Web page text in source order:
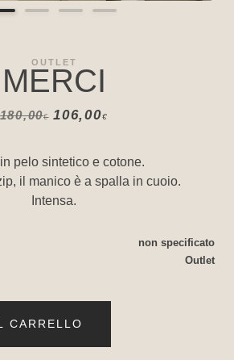
OUTLET
MERCI
180,00€ 106,00€
pelo sintetico e cotone.
il manico è a spalla in cuoio.
Intensa.
non specificato
Outlet
CARRELLO